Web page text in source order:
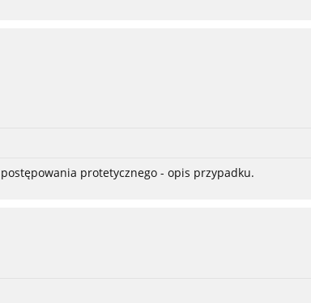
protetycznego - opis przypadku.